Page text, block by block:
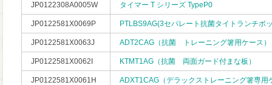
JP0122308A0005W タイマー T シリーズ TypeP0
JP0122581X0069P PTLBS9AG(3セパレート抗菌タイトランチボ
JP0122581X0063J ADT2CAG（抗菌 トレーニング箸用ケース）
JP0122581X0062I KTMT1AG（抗菌 両面ガード付まな板）
JP0122581X0061H ADXT1CAG（デラックストレーニング箸専用